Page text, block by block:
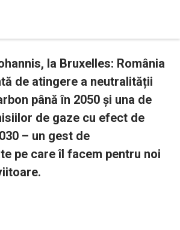
la Bruxelles: România
de atingere a neutralității
până în 2050 și una de
de gaze cu efect de
– un gest de
pe care îl facem pentru noi